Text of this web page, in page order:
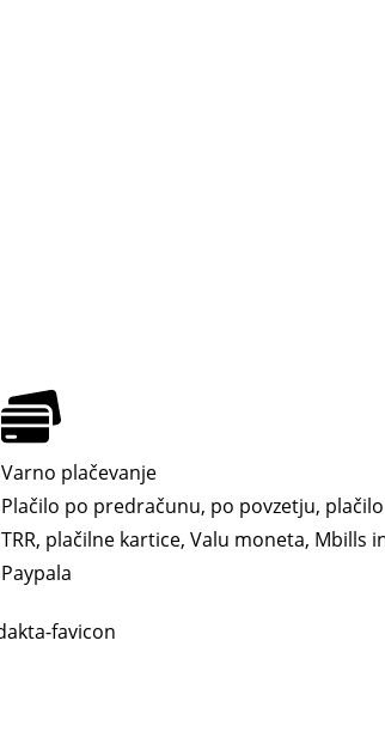
Varno plačevanje
Plačilo po predračunu, po povzetju,
TRR, plačilne kartice, Valu moneta, Mbills
Paypala